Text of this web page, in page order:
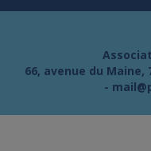
66, avenue du Maine,
-